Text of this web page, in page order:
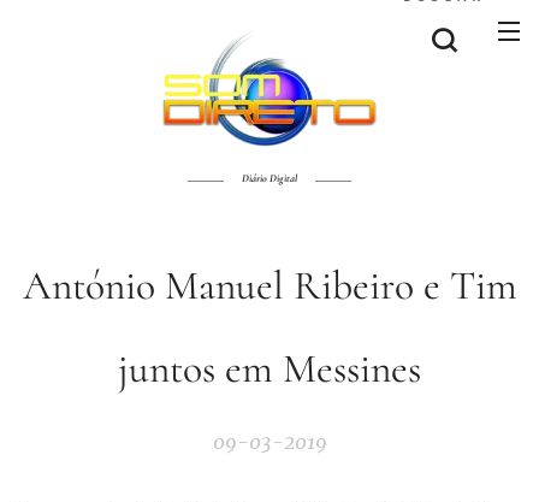
Diário Digital
António Manuel Ribeiro e Tim
juntos em Messines
09-03-2019